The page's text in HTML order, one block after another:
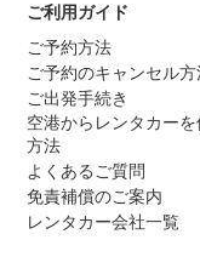
ご利用ガイド
ご予約方法
ご予約のキャンセル方
ご出発手続き
空港からレンタカーを
方法
よくあるご質問
免責補償のご案内
レンタカー会社一覧